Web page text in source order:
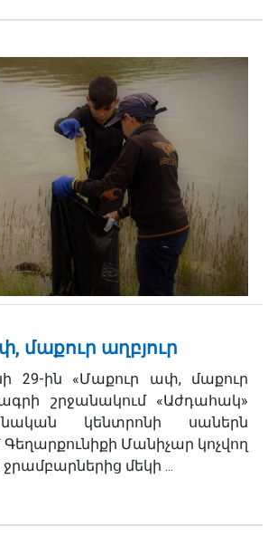
մաքուր աղբյուր
29-ին «Մաքուր ափ, մաքուր
շրջանակում «Աժդահակ»
կենտրոնի սաներն
Գեղարքունիքի Մանիչար կոչվող
մեկի ...